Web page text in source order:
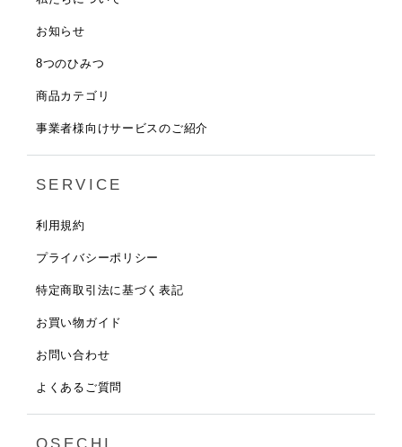
お知らせ
8つのひみつ
商品カテゴリ
事業者様向けサービスのご紹介
SERVICE
利用規約
プライバシーポリシー
特定商取引法に基づく表記
お買い物ガイド
お問い合わせ
よくあるご質問